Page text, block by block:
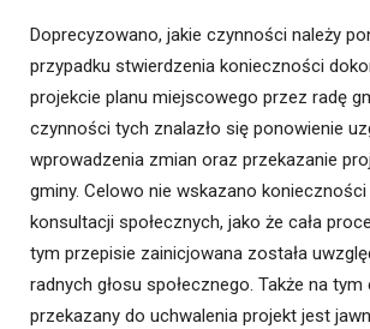
Doprecyzowano, jakie czynności należy
przypadku stwierdzenia konieczności
projekcie planu miejscowego przez radę
czynności tych znalazło się ponowienie
wprowadzenia zmian oraz przekazanie
gminy. Celowo nie wskazano
konsultacji społecznych, jako że cała
tym przepisie zainicjowana została
radnych głosu społecznego. Także na tym
przekazany do uchwalenia projekt jest